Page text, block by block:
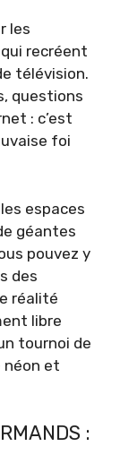
les
qui recréent
télévision.
questions
: c’est
foi
espaces
géantes
pouvez y
des
réalité
libre
tournoi de
néon et
: